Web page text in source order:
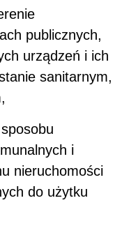
publicznych,
urządzeń i ich
sanitarnym,
i
nieruchomości
do użytku